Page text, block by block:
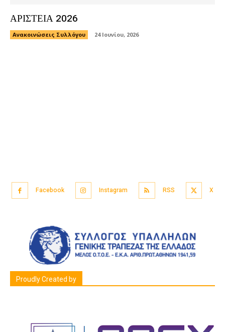
ΑΡΙΣΤΕΙΑ 2026
Ανακοινώσεις Συλλόγου 24 Ιουνίου, 2026
Facebook Instagram RSS X
Proudly Created by